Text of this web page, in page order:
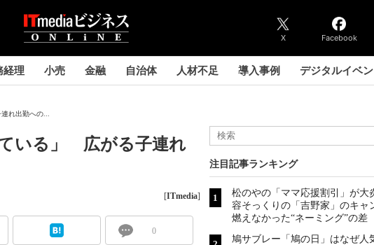
X Facebook
経理 小売 金融 自治体 人材不足 導入事例 デジタルイベン
れ出勤への...
いる」 広がる子連れ
[ITmedia]
0
注目記事ランキング
松のやの「ママ応援割引」が
容そっくりの「吉野家」のキャ
燃えなかった“ネーミング”の差
鳩サブレー「鳩の日」はなぜ